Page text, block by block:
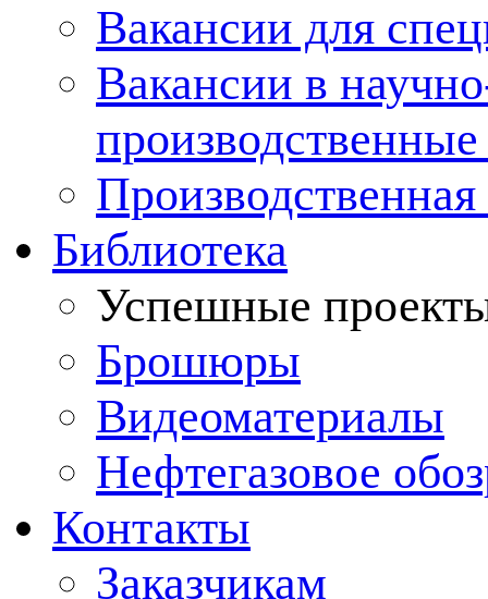
Вакансии для
Вакансии в
Производственная
Библиотека
Успешные
Брошюры
Видеоматериалы
Нефтегазовое
Контакты
Заказчикам